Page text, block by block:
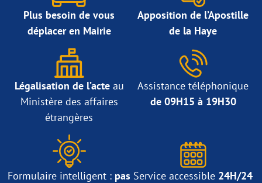
Plus besoin de vous
déplacer en Mairie
Apposition de l’Apostille
de la Haye
Légalisation de l’acteau
Ministère des affaires
étrangères
Assistance téléphonique
de 09H15 à 19H30
Formulaire intelligent : pas Service accessible 24H/24